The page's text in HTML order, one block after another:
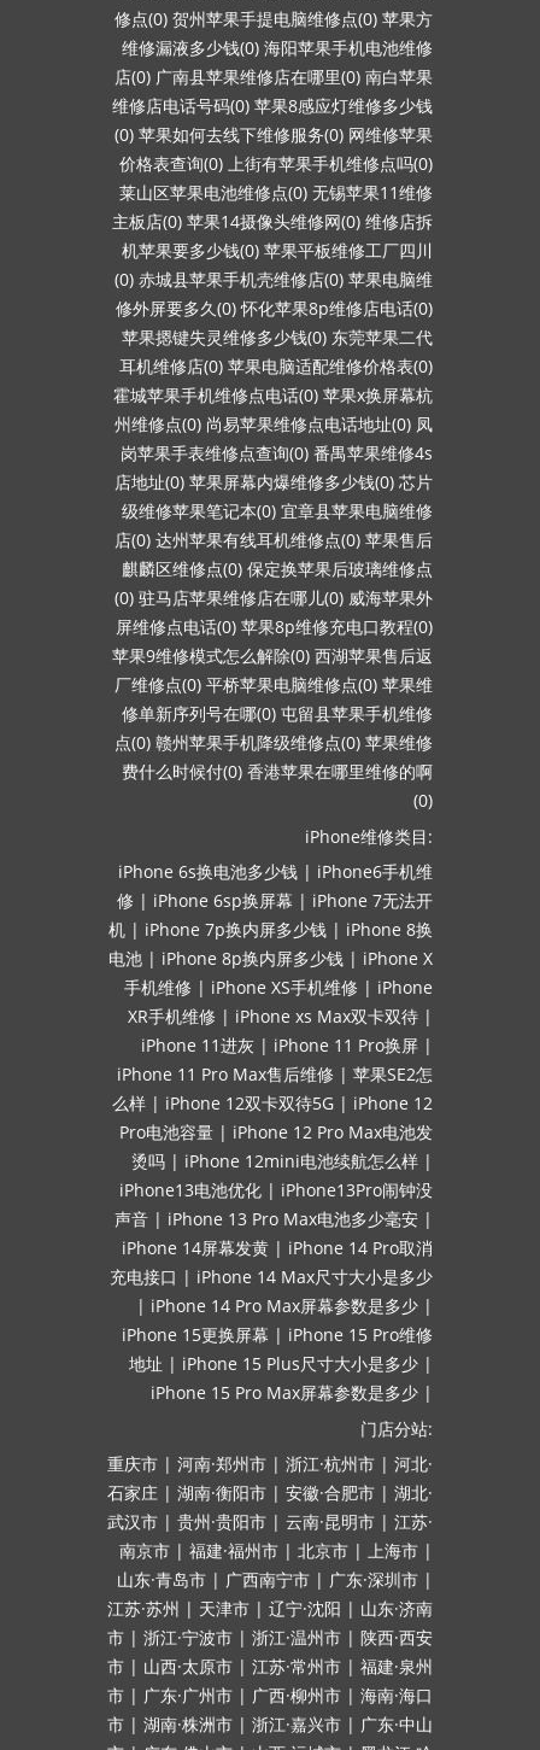
修点(0) 贺州苹果手提电脑维修点(0) 苹果方
维修漏液多少钱(0) 海阳苹果手机电池维修
店(0) 广南县苹果维修店在哪里(0) 南白苹果
维修店电话号码(0) 苹果8感应灯维修多少钱
(0) 苹果如何去线下维修服务(0) 网维修苹果
价格表查询(0) 上街有苹果手机维修点吗(0)
莱山区苹果电池维修点(0) 无锡苹果11维修
主板店(0) 苹果14摄像头维修网(0) 维修店拆
机苹果要多少钱(0) 苹果平板维修工厂四川
(0) 赤城县苹果手机壳维修店(0) 苹果电脑维
修外屏要多久(0) 怀化苹果8p维修店电话(0)
苹果摁键失灵维修多少钱(0) 东莞苹果二代
耳机维修店(0) 苹果电脑适配维修价格表(0)
霍城苹果手机维修点电话(0) 苹果x换屏幕杭
州维修点(0) 尚易苹果维修点电话地址(0) 凤
岗苹果手表维修点查询(0) 番禺苹果维修4s
店地址(0) 苹果屏幕内爆维修多少钱(0) 芯片
级维修苹果笔记本(0) 宜章县苹果电脑维修
店(0) 达州苹果有线耳机维修点(0) 苹果售后
麒麟区维修点(0) 保定换苹果后玻璃维修点
(0) 驻马店苹果维修店在哪儿(0) 威海苹果外
屏维修点电话(0) 苹果8p维修充电口教程(0)
苹果9维修模式怎么解除(0) 西湖苹果售后返
厂维修点(0) 平桥苹果电脑维修点(0) 苹果维
修单新序列号在哪(0) 屯留县苹果手机维修
点(0) 赣州苹果手机降级维修点(0) 苹果维修
费什么时候付(0) 香港苹果在哪里维修的啊
(0)
iPhone维修类目:
iPhone 6s换电池多少钱 | iPhone6手机维
修 | iPhone 6sp换屏幕 | iPhone 7无法开
机 | iPhone 7p换内屏多少钱 | iPhone 8换
电池 | iPhone 8p换内屏多少钱 | iPhone X
手机维修 | iPhone XS手机维修 | iPhone
XR手机维修 | iPhone xs Max双卡双待 |
iPhone 11进灰 | iPhone 11 Pro换屏 |
iPhone 11 Pro Max售后维修 | 苹果SE2怎
么样 | iPhone 12双卡双待5G | iPhone 12
Pro电池容量 | iPhone 12 Pro Max电池发
烫吗 | iPhone 12mini电池续航怎么样 |
iPhone13电池优化 | iPhone13Pro闹钟没
声音 | iPhone 13 Pro Max电池多少毫安 |
iPhone 14屏幕发黄 | iPhone 14 Pro取消
充电接口 | iPhone 14 Max尺寸大小是多少
| iPhone 14 Pro Max屏幕参数是多少 |
iPhone 15更换屏幕 | iPhone 15 Pro维修
地址 | iPhone 15 Plus尺寸大小是多少 |
iPhone 15 Pro Max屏幕参数是多少 |
门店分站:
重庆市 | 河南·郑州市 | 浙江·杭州市 | 河北·
石家庄 | 湖南·衡阳市 | 安徽·合肥市 | 湖北·
武汉市 | 贵州·贵阳市 | 云南·昆明市 | 江苏·
南京市 | 福建·福州市 | 北京市 | 上海市 |
山东·青岛市 | 广西南宁市 | 广东·深圳市 |
江苏·苏州 | 天津市 | 辽宁·沈阳 | 山东·济南
市 | 浙江·宁波市 | 浙江·温州市 | 陕西·西安
市 | 山西·太原市 | 江苏·常州市 | 福建·泉州
市 | 广东·广州市 | 广西·柳州市 | 海南·海口
市 | 湖南·株洲市 | 浙江·嘉兴市 | 广东·中山